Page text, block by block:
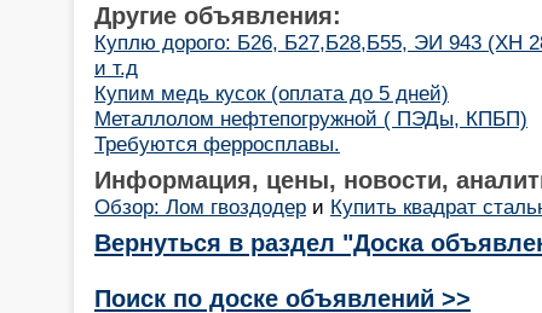
Другие объявления:
Куплю дорого: Б26, Б27,Б28,Б55, ЭИ 943 (ХН
и т.д
Купим медь кусок (оплата до 5 дней)
Металлолом нефтепогружной ( ПЭДы, КПБП)
Требуются ферросплавы.
Информация, цены, новости,
Обзор: Лом гвоздодер и Купить квадрат
Вернуться в раздел "Доска
Поиск по доске объявлений >>